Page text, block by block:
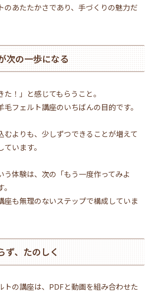
のあたたかさであり、手づくりの魅力だ
次の一歩になる
！」と感じてもらうこと。
フェルト講座のいちばんの目的です。
むよりも、少しずつできることが増えて
います。
う体験は、次の「もう一度作ってみよ
座も無理のないステップで構成していま
ず、たのしく
トの講座は、PDFと動画を組み合わせた